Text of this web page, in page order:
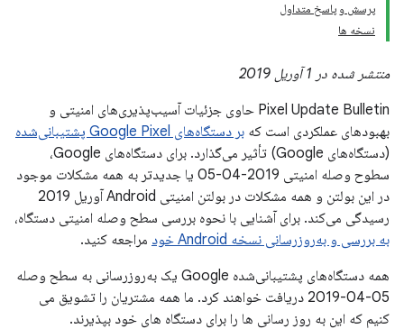
پرسش و پاسخ متداول
نسخه ها
منتشر شده در 1 آوریل 2019
Pixel Update Bulletin حاوی جزئیات آسیب‌پذیری‌های امنیتی و
بهبودهای عملکردی است که بر دستگاه‌های Google Pixel پشتیبانی‌شده
(دستگاه‌های Google) تأثیر می‌گذارد. برای دستگاه‌های Google،
سطوح وصله امنیتی 2019-04-05 یا جدیدتر به همه مشکلات موجود
در این بولتن و همه مشکلات در بولتن امنیتی Android آوریل 2019
رسیدگی می‌کند. برای آشنایی با نحوه بررسی سطح وصله امنیتی دستگاه،
به بررسی و به‌روزرسانی نسخه Android خود
مراجعه کنید.
همه دستگاه‌های پشتیبانی‌شده Google یک به‌روزرسانی به سطح وصله
05-04-2019 دریافت خواهند کرد. ما همه مشتریان را تشویق می
کنیم که این به روز رسانی ها را برای دستگاه های خود بپذیرند.